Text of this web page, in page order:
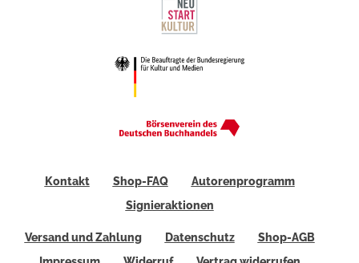
Kontakt Shop-FAQ
Autorenprogramm
Signieraktionen
Versand und Zahlung Datenschutz
Shop-AGB